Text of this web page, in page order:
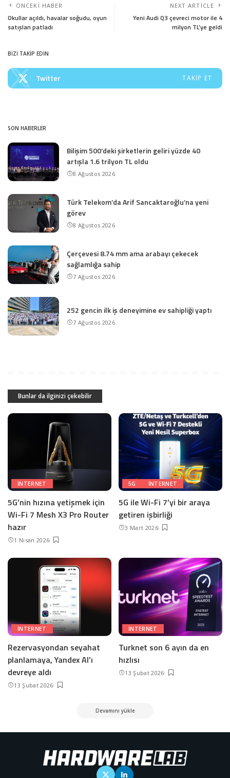
ÖNCEKI HABER
Okullar açıldı, havalar soğudu, oyun
satışları patladı
NEXT ARTICLE
Yeni Audi Q3 çevreci motor ile 4
milyon TL’ye geldi
BİZİ TAKİP EDİN
Twitter TAKIP ET
SON HABERLER
Bilişim 500’deki şirketlerin geliri yüzde 40
artışla 1.6 trilyon TL oldu
8 Ağustos 2026
Türk Telekom’da Arif Sancaktaroğlu’na yeni
görev
8 Ağustos 2026
Çerçevesi 8.74 mm ama arabayı çekecek
sağlamlığa sahip
7 Ağustos 2026
252 gencin ilk iş deneyimine ev sahipliği yaptı
7 Ağustos 2026
Bunlar da ilginizi çekebilir
INTERNET
5G’nin hızına yetişmek için
Wi-Fi 7 Mesh X3 Pro Router
hazır
1 Nisan 2026
5G INTERNET
5G ile Wi-Fi 7’yi bir araya
getiren işbirliği
3 Mart 2026
INTERNET
Rezervasyondan seyahat
planlamaya, Yandex AI’ı
devreye aldı
13 Şubat 2026
INTERNET
Turknet son 6 ayın da en
hızlısı
13 Şubat 2026
Devamını yükle